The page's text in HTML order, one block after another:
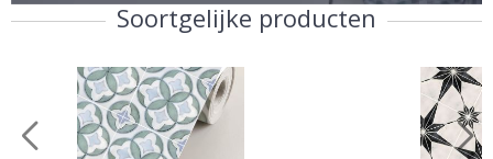
Soortgelijke producten